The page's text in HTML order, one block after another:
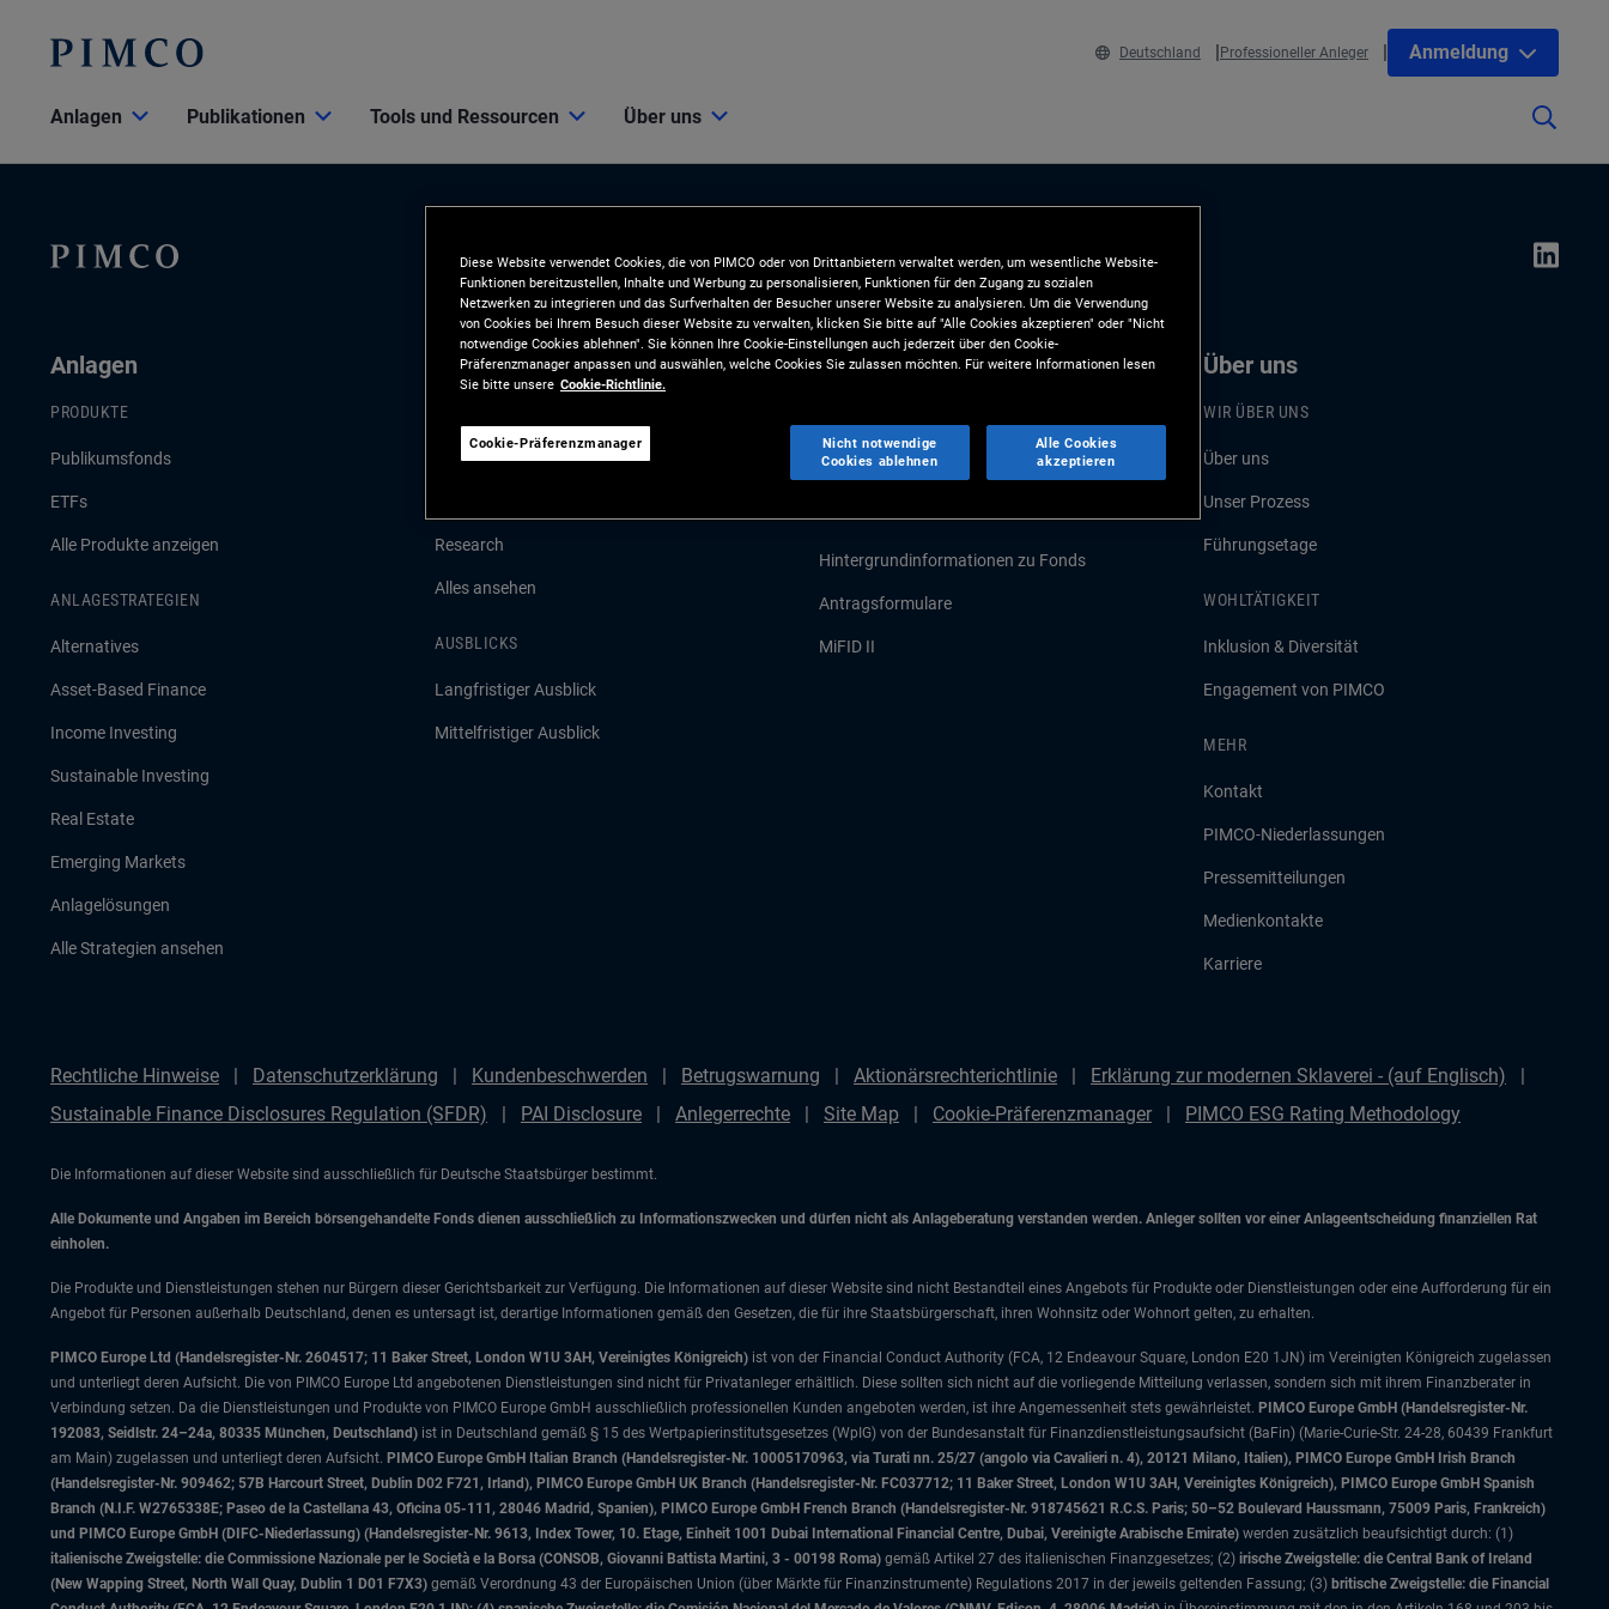
Deutschland Professioneller Anleger Anmeldung
Anlagen Publikationen Tools und Ressourcen Über uns
Anlagen
PRODUKTE
Publikumsfonds
ETFs
Alle Produkte anzeigen
ANLAGESTRATEGIEN
Alternatives
Asset-Based Finance
Income Investing
Sustainable Investing
Real Estate
Emerging Markets
Anlagelösungen
Alle Strategien ansehen
Publikationen
Konjunktur- und Marktkommentare
Research
Alles ansehen
AUSBLICKS
Langfristiger Ausblick
Mittelfristiger Ausblick
Tools und Ressourcen
Analyse und Kundenlösungen
Hintergrundinformationen zu Fonds
Antragsformulare
MiFID II
Über uns
WIR ÜBER UNS
Über uns
Unser Prozess
Führungsetage
WOHLTÄTIGKEIT
Inklusion & Diversität
Engagement von PIMCO
MEHR
Kontakt
PIMCO-Niederlassungen
Pressemitteilungen
Medienkontakte
Karriere
Rechtliche Hinweise Datenschutzerklärung Kundenbeschwerden Betrugswarnung Aktionärsrechterichtlinie
Erklärung zur modernen Sklaverei - (auf Englisch)
Sustainable Finance Disclosures Regulation (SFDR)
PAI Disclosure Anlegerrechte Site Map Cookie-Präferenzmanager PIMCO ESG Rating Methodology
Die Informationen auf dieser Website sind ausschließlich für Deutsche Staatsbürger bestimmt.
Alle Dokumente und Angaben im Bereich börsengehandelte Fonds dienen ausschließlich zu Informationszwecken und dürfen nicht als Anlageberatung verstanden werden. Anleger sollten vor einer Anlageentscheidung finanziellen Rat
einholen.
Die Produkte und Dienstleistungen stehen nur Bürgern dieser Gerichtsbarkeit zur Verfügung. Die Informationen auf dieser Website sind nicht Bestandteil eines Angebots für Produkte oder Dienstleistungen oder eine Aufforderung für ein
Angebot für Personen außerhalb Deutschland, denen es untersagt ist, derartige Informationen gemäß den Gesetzen, die für ihre Staatsbürgerschaft, ihren Wohnsitz oder Wohnort gelten, zu erhalten.
PIMCO Europe Ltd (Handelsregister-Nr. 2604517; 11 Baker Street, London W1U 3AH, Vereinigtes Königreich) ist von der Financial Conduct Authority (FCA, 12 Endeavour Square, London E20 1JN) im Vereinigten Königreich zugelassen
und unterliegt deren Aufsicht. Die von PIMCO Europe Ltd angebotenen Dienstleistungen sind nicht für Privatanleger erhältlich. Diese sollten sich nicht auf die vorliegende Mitteilung verlassen, sondern sich mit ihrem Finanzberater in
Verbindung setzen. Da die Dienstleistungen und Produkte von PIMCO Europe GmbH ausschließlich professionellen Kunden angeboten werden, ist ihre Angemessenheit stets gewährleistet. PIMCO Europe GmbH (Handelsregister-Nr.
192083, Seidlstr. 24–24a, 80335 München, Deutschland) ist in Deutschland gemäß § 15 des Wertpapierinstitutsgesetzes (WpIG) von der Bundesanstalt für Finanzdienstleistungsaufsicht (BaFin) (Marie-Curie-Str. 24-28, 60439 Frankfurt
am Main) zugelassen und unterliegt deren Aufsicht. PIMCO Europe GmbH Italian Branch (Handelsregister-Nr. 10005170963, via Turati nn. 25/27 (angolo via Cavalieri n. 4), 20121 Milano, Italien), PIMCO Europe GmbH Irish Branch
(Handelsregister-Nr. 909462; 57B Harcourt Street, Dublin D02 F721, Irland), PIMCO Europe GmbH UK Branch (Handelsregister-Nr. FC037712; 11 Baker Street, London W1U 3AH, Vereinigtes Königreich), PIMCO Europe GmbH Spanish
Branch (N.I.F. W2765338E; Paseo de la Castellana 43, Oficina 05-111, 28046 Madrid, Spanien), PIMCO Europe GmbH French Branch (Handelsregister-Nr. 918745621 R.C.S. Paris; 50–52 Boulevard Haussmann, 75009 Paris, Frankreich)
und PIMCO Europe GmbH (DIFC-Niederlassung) (Handelsregister-Nr. 9613, Index Tower, 10. Etage, Einheit 1001 Dubai International Financial Centre, Dubai, Vereinigte Arabische Emirate) werden zusätzlich beaufsichtigt durch: (1)
italienische Zweigstelle: die Commissione Nazionale per le Società e la Borsa (CONSOB, Giovanni Battista Martini, 3 - 00198 Roma) gemäß Artikel 27 des italienischen Finanzgesetzes; (2) irische Zweigstelle: die Central Bank of Ireland
(New Wapping Street, North Wall Quay, Dublin 1 D01 F7X3) gemäß Verordnung 43 der Europäischen Union (über Märkte für Finanzinstrumente) Regulations 2017 in der jeweils geltenden Fassung; (3) britische Zweigstelle: die Financial
Diese Website verwendet Cookies, die von PIMCO oder von Drittanbietern verwaltet werden, um wesentliche Website-
Funktionen bereitzustellen, Inhalte und Werbung zu personalisieren, Funktionen für den Zugang zu sozialen
Netzwerken zu integrieren und das Surfverhalten der Besucher unserer Website zu analysieren. Um die Verwendung
von Cookies bei Ihrem Besuch dieser Website zu verwalten, klicken Sie bitte auf "Alle Cookies akzeptieren" oder "Nicht
notwendige Cookies ablehnen". Sie können Ihre Cookie-Einstellungen auch jederzeit über den Cookie-
Präferenzmanager anpassen und auswählen, welche Cookies Sie zulassen möchten. Für weitere Informationen lesen
Sie bitte unsere Cookie-Richtlinie.
Cookie-Präferenzmanager
Nicht notwendige
Cookies ablehnen
Alle Cookies
akzeptieren